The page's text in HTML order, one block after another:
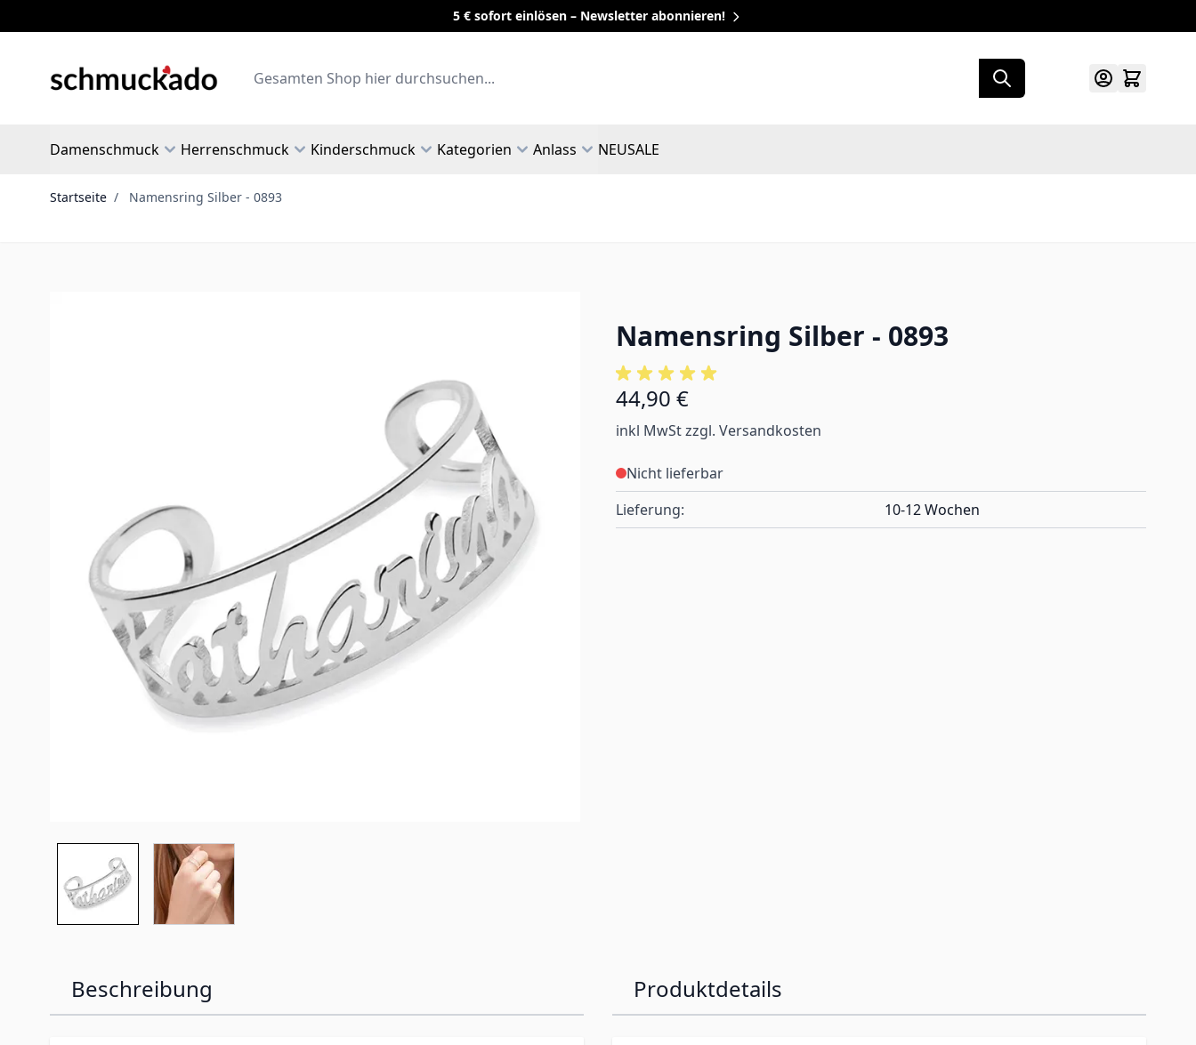
5 € sofort einlösen – Newsletter abonnieren!
Search
Damenschmuck Herrenschmuck Kinderschmuck Kategorien Anlass NEUSALE
Startseite / Namensring Silber - 0893
Namensring Silber - 0893
44,90 €
inkl MwSt zzgl. Versandkosten
Nicht lieferbar
Lieferung:
10-12 Wochen
Beschreibung Produktdetails